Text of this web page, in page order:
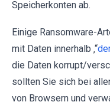
Speicherkonten ab.
Einige Ransomware-
mit Daten innerhalb ‚“
die Daten korrupt/
sollten Sie sich bei
von Browsern und